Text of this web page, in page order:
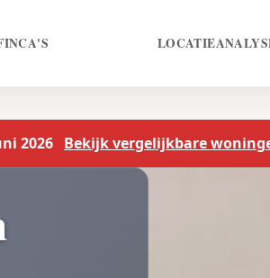
LOCATIE
2026 Bekijk vergelijkbare